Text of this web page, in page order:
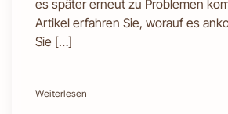
es später erneut zu Problemen
Artikel erfahren Sie, worauf es
Sie […]
Weiterlesen